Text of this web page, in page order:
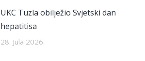
UKC Tuzla obilježio Svjetski dan
hepatitisa
28. Jula 2026.